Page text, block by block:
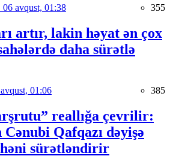
06 avqust, 01:38 355
artır, lakin həyat ən çox
daha sürətlə
01:06 385
reallığa çevrilir:
Qafqazı dəyişə
sürətləndirir